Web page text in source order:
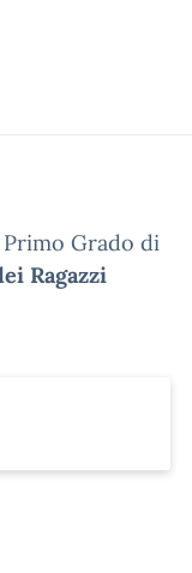
Primo Grado di
Ragazzi